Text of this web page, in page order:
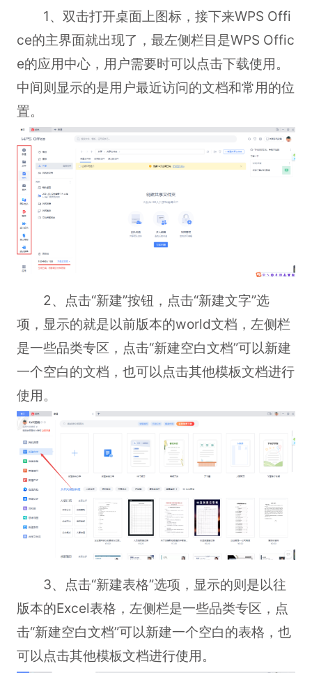
1、双击打开桌面上图标，接下来WPS Offi
ce的主界面就出现了，最左侧栏目是WPS Offic
e的应用中心，用户需要时可以点击下载使用。
中间则显示的是用户最近访问的文档和常用的位
置。
2、点击“新建”按钮，点击“新建文字”选
项，显示的就是以前版本的world文档，左侧栏
是一些品类专区，点击“新建空白文档”可以新建
一个空白的文档，也可以点击其他模板文档进行
使用。
3、点击“新建表格”选项，显示的则是以往
版本的Excel表格，左侧栏是一些品类专区，点
击“新建空白文档”可以新建一个空白的表格，也
可以点击其他模板文档进行使用。